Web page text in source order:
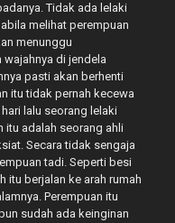
Tidak ada lelaki
melihat perempuan
menunggu
di jendela
pasti akan berhenti
itu tidak pernah kecewa
lalu seorang lelaki
itu adalah seorang ahli
Secara tidak sengaja
tadi. Seperti besi
itu berjalan ke arah rumah
Perempuan itu
sudah ada keinginan